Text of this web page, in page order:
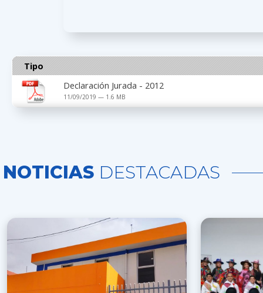
Tipo
Declaración Jurada - 2012
11/09/2019 — 1.6 MB
NOTICIAS DESTACADAS